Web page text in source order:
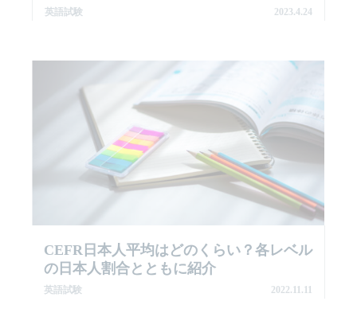
英語試験 2023.4.24
CEFR日本人平均はどのくらい？各レベル
の日本人割合とともに紹介
英語試験 2022.11.11